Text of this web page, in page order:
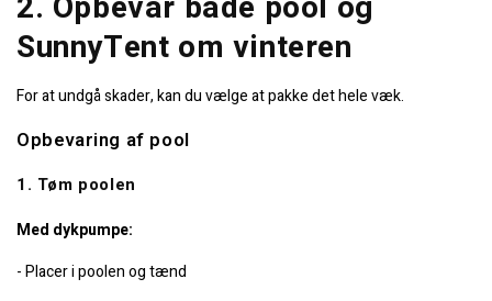
SunnyTent om vinteren
For at undgå skader, kan du vælge at pakke det hele væk.
Opbevaring af pool
1. Tøm poolen
Med dykpumpe:
- Placer i poolen og tænd